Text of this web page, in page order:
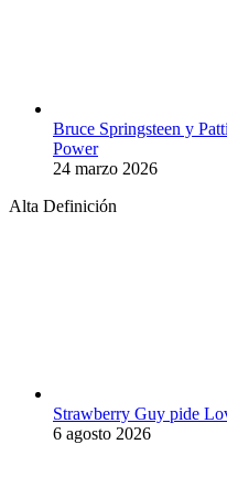
Bruce Springsteen y
Power
24 marzo 2026
Alta Definición
Strawberry Guy pide
6 agosto 2026